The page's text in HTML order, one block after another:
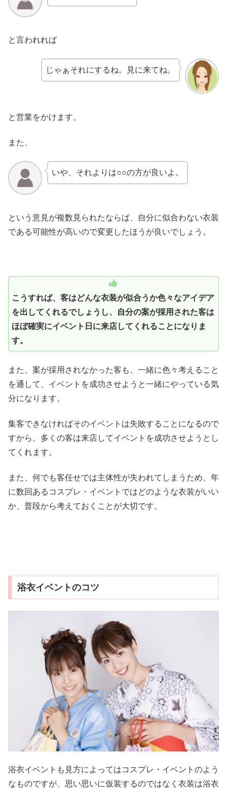
と言われれば
じゃぁそれにするね。見に来てね。
と営業をかけます。
また、
いや、それよりは○○の方が良いよ。
という意見が複数見られたならば、自分に似合わない衣装
である可能性が高いので変更したほうが良いでしょう。
こうすれば、客はどんな衣装が似合うか色々なアイデア
を出してくれるでしょうし、自分の案が採用された客は
ほぼ確実にイベント日に来店してくれることになりま
す。
また、案が採用されなかった客も、一緒に色々考えること
を通して、イベントを成功させようと一緒にやっている気
分になります。
集客できなければそのイベントは失敗することになるので
すから、多くの客は来店してイベントを成功させようとし
てくれます。
また、何でも客任せでは主体性が失われてしまうため、年
に数回あるコスプレ・イベントではどのような衣装がいい
か、普段から考えておくことが大切です。
浴衣イベントのコツ
浴衣イベントも見方によってはコスプレ・イベントのよう
なものですが、思い思いに仮装するのではなく衣装は浴衣